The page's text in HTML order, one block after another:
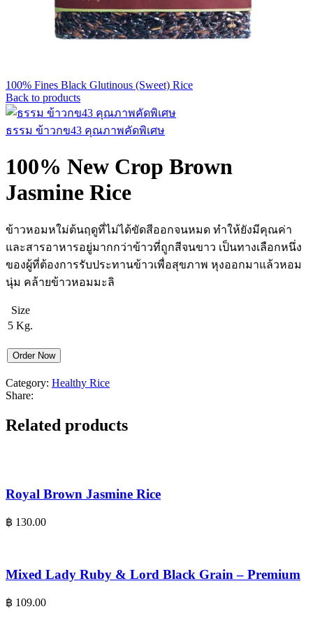
100% Fines Black Glutinous (Sweet) Rice
Back to products
ธรรม ข้าวกข43 คุณภาพคัดพิเศษ
100% New Crop Brown
Jasmine Rice
ข้าวหอมหใม่ต้นฤดูที่ไม่ได้ขัดสีออกจนหมด ทำให้ยังมีคุณค่า
และสารอาหารอยู่มากกว่าข้าวที่ถูกสีจนขาว เป็นทางเลือกหนึ่ง
ของผู้ที่ต้องการรับประทานข้าวเพื่อสุขภาพ หุงออกมาแล้วหอม
นุ่ม คล้ายข้าวหอมมะลิ
Size
5 Kg.
Order Now
Category: Healthy Rice
Share:
Related products
Royal Brown Jasmine Rice
฿ 130.00
Mixed Lady Ruby & Lord Black Grain – Premium
฿ 109.00